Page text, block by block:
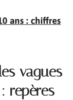
ans : chiffres
vagues
repères